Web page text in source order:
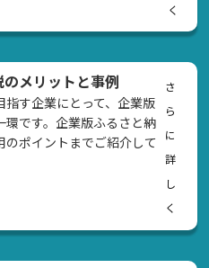
く
メリットと事例
す企業にとって、企業版
です。企業版ふるさと納
ポイントまでご紹介して
さ
ら
に
詳
し
く